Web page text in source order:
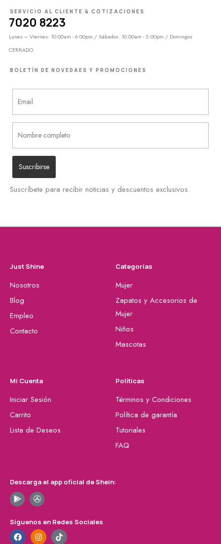
SERVICIO AL CLIENTE & COTIZACIONES
7020 8223
Lunes – Viernes: 10:00am - 6:00pm / Sábados: 10:00am - 2:00pm / Domingos
CERRADO
BOLETÍN DE NOVEDAES Y PROMOCIONES
Suscríbete para recibir noticias y descuentos exclusivos.
Just Shine
Nosotros
Blog
Empleo
Contacto
Categorías
Mujer
Zapatos y Accesorios de
Mujer
Niños
Mascotas
Mi Cuenta
Iniciar Sesión
Carrito
Lista de Deseos
Políticas
Términos y Condiciones
Política de garantía
Tutoriales
FAQ
Descarga el app oficial de Shein:
Síguenos en Redes Sociales